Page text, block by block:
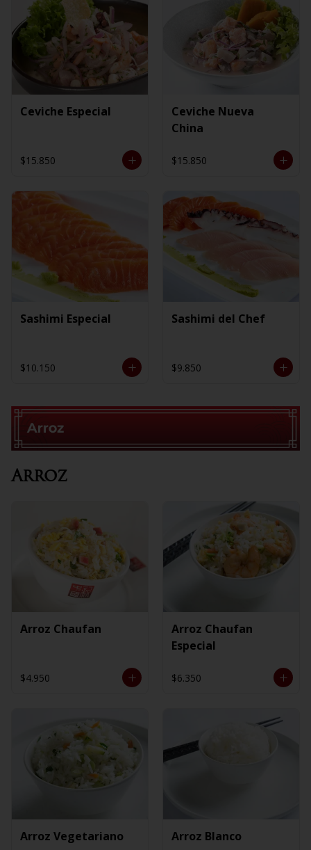
Ceviche Especial
$15.850
Ceviche Nueva
China
$15.850
Sashimi Especial
$10.150
Sashimi del Chef
$9.850
Arroz
Arroz Chaufan
$4.950
Arroz Chaufan
Especial
$6.350
Arroz Vegetariano Arroz Blanco